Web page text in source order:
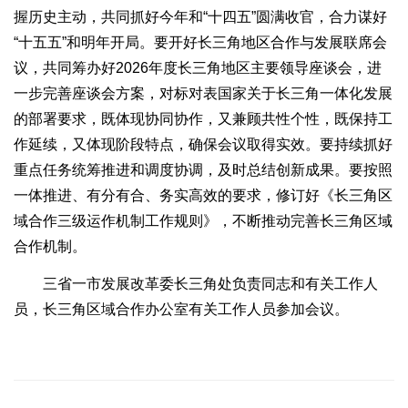
握历史主动，共同抓好今年和“十四五”圆满收官，合力谋好
“十五五”和明年开局。要开好长三角地区合作与发展联席会
议，共同筹办好2026年度长三角地区主要领导座谈会，进
一步完善座谈会方案，对标对表国家关于长三角一体化发展
的部署要求，既体现协同协作，又兼顾共性个性，既保持工
作延续，又体现阶段特点，确保会议取得实效。要持续抓好
重点任务统筹推进和调度协调，及时总结创新成果。要按照
一体推进、有分有合、务实高效的要求，修订好《长三角区
域合作三级运作机制工作规则》，不断推动完善长三角区域
合作机制。
三省一市发展改革委长三角处负责同志和有关工作人
员，长三角区域合作办公室有关工作人员参加会议。